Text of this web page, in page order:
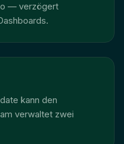
— verzögert
kann den
verwaltet zwei